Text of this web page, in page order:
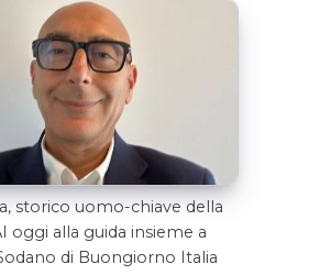
storico uomo-chiave della
oggi alla guida insieme a
di Buongiorno Italia